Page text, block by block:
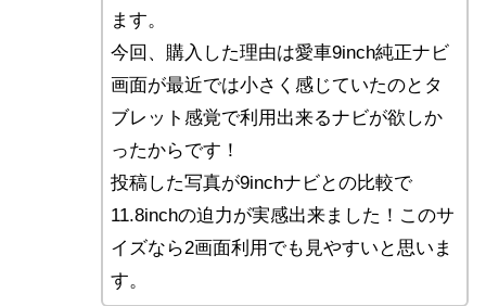
ます。
今回、購入した理由は愛車9inch純正ナビ
画面が最近では小さく感じていたのとタ
ブレット感覚で利用出来るナビが欲しか
ったからです！
投稿した写真が9inchナビとの比較で
11.8inchの迫力が実感出来ました！このサ
イズなら2画面利用でも見やすいと思いま
す。